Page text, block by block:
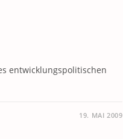
entwicklungspolitischen
19. MAI 2009